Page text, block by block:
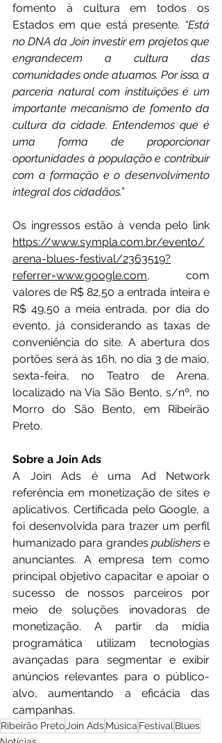
fomento à cultura em todos os
Estados em que está presente. “Está
no DNA da Join investir em projetos que
engrandecem a cultura das
comunidades onde atuamos. Por isso, a
parceria natural com instituições é um
importante mecanismo de fomento da
cultura da cidade. Entendemos que é
uma forma de proporcionar
oportunidades à população e contribuir
com a formação e o desenvolvimento
integral dos cidadãos.”
https://www.sympla.com.br/evento/
arena-blues-festival/2363519?
referrer=www.google.com, com
valores de R$ 82,50 a entrada inteira e
R$ 49,50 a meia entrada, por dia do
evento, já considerando as taxas de
conveniência do site. A abertura dos
portões será às 16h, no dia 3 de maio,
sexta-feira, no Teatro de Arena,
localizado na Via São Bento, s/nº, no
Morro do São Bento, em Ribeirão
Preto.
Sobre a Join Ads
A Join Ads é uma Ad Network
referência em monetização de sites e
aplicativos. Certificada pelo Google, a
foi desenvolvida para trazer um perfil
humanizado para grandes publishers e
anunciantes. A empresa tem como
principal objetivo capacitar e apoiar o
sucesso de nossos parceiros por
meio de soluções inovadoras de
monetização. A partir da mídia
programática utilizam tecnologias
avançadas para segmentar e exibir
anúncios relevantes para o público-
alvo, aumentando a eficácia das
campanhas.
Ribeirão Preto Join AdsMúsica Festival Blues